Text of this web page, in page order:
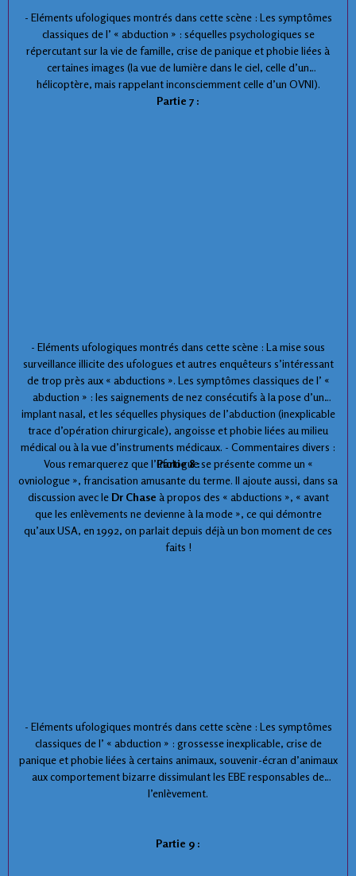
- Eléments ufologiques montrés dans cette scène : Les symptômes
classiques de l’ « abduction » : séquelles psychologiques se
répercutant sur la vie de famille, crise de panique et phobie liées à
certaines images (la vue de lumière dans le ciel, celle d’un
hélicoptère, mais rappelant inconsciemment celle d’un OVNI).
Partie 7 :
- Eléments ufologiques montrés dans cette scène : La mise sous
surveillance illicite des ufologues et autres enquêteurs s’intéressant
de trop près aux « abductions ». Les symptômes classiques de l’ «
abduction » : les saignements de nez consécutifs à la pose d’un
implant nasal, et les séquelles physiques de l’abduction (inexplicable
trace d’opération chirurgicale), angoisse et phobie liées au milieu
médical ou à la vue d’instruments médicaux. - Commentaires divers :
Vous remarquerez que l’ufologue se présente comme un «
ovniologue », francisation amusante du terme. Il ajoute aussi, dans sa
discussion avec le Dr Chase à propos des « abductions », « avant
que les enlèvements ne devienne à la mode », ce qui démontre
qu’aux USA, en 1992, on parlait depuis déjà un bon moment de ces
faits !
Partie 8 :
- Eléments ufologiques montrés dans cette scène : Les symptômes
classiques de l’ « abduction » : grossesse inexplicable, crise de
panique et phobie liées à certains animaux, souvenir-écran d’animaux
aux comportement bizarre dissimulant les EBE responsables de
l’enlèvement.
Partie 9 :